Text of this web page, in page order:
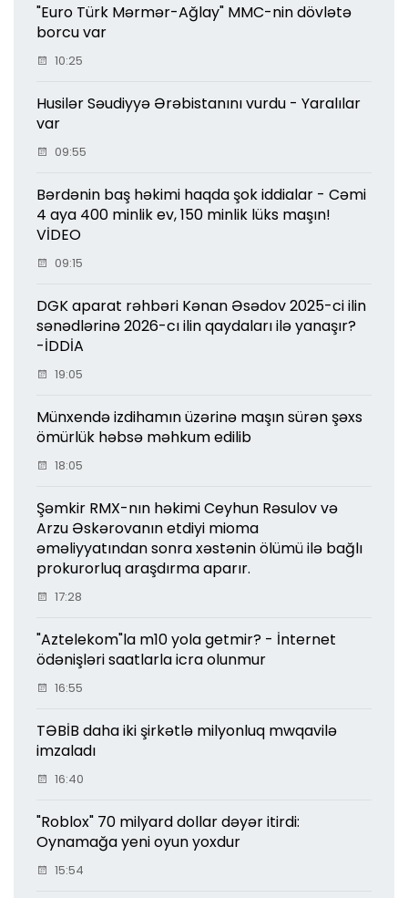
"Euro Türk Mərmər-Ağlay" MMC-nin dövlətə
borcu var
10:25
Husilər Səudiyyə Ərəbistanını vurdu - Yaralılar
var
09:55
Bərdənin baş həkimi haqda şok iddialar - Cəmi
4 aya 400 minlik ev, 150 minlik lüks maşın!
VİDEO
09:15
DGK aparat rəhbəri Kənan Əsədov 2025-ci ilin
sənədlərinə 2026-cı ilin qaydaları ilə yanaşır?
-İDDİA
19:05
Münxendə izdihamın üzərinə maşın sürən şəxs
ömürlük həbsə məhkum edilib
18:05
Şəmkir RMX-nın həkimi Ceyhun Rəsulov və
Arzu Əskərovanın etdiyi mioma
əməliyyatından sonra xəstənin ölümü ilə bağlı
prokurorluq araşdırma aparır.
17:28
"Aztelekom"la m10 yola getmir? - İnternet
ödənişləri saatlarla icra olunmur
16:55
TƏBİB daha iki şirkətlə milyonluq mwqavilə
imzaladı
16:40
"Roblox" 70 milyard dollar dəyər itirdi:
Oynamağa yeni oyun yoxdur
15:54